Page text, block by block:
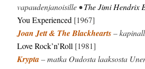
vapaudenjanoisille •The Jimi Hendrix
You Experienced [1967]
Joan Jett & The Blackhearts–
Love Rock’n’Roll [1981]
Krypta– matka Oudosta laaksosta